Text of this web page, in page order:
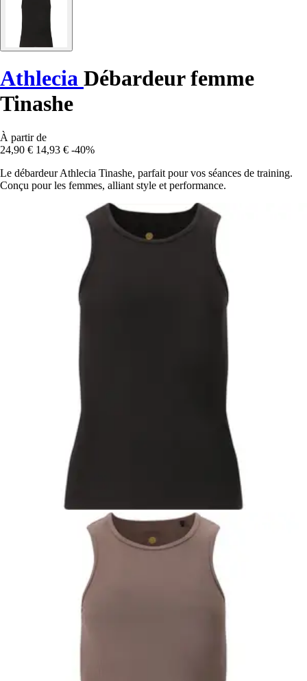
Athlecia Débardeur femme
Tinashe
À partir de
24,90 € 14,93 € -40%
Le débardeur Athlecia Tinashe, parfait pour vos séances de training.
Conçu pour les femmes, alliant style et performance.